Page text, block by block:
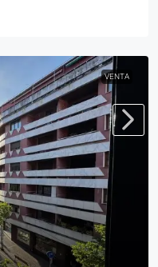
VENTA